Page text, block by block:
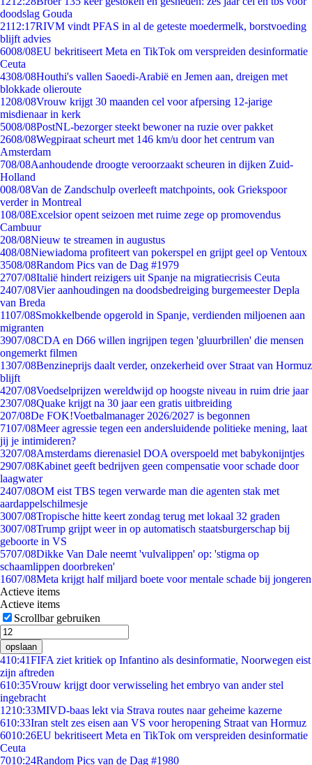
doodslag Gouda
2112:17RIVM vindt PFAS in al de geteste moedermelk, borstvoeding
blijft advies
6008/08EU bekritiseert Meta en TikTok om verspreiden desinformatie
Ceuta
4308/08Houthi's vallen Saoedi-Arabië en Jemen aan, dreigen met
blokkade olieroute
1208/08Vrouw krijgt 30 maanden cel voor afpersing 12-jarige
misdienaar in kerk
5008/08PostNL-bezorger steekt bewoner na ruzie over pakket
2608/08Wegpiraat scheurt met 146 km/u door het centrum van
Amsterdam
708/08Aanhoudende droogte veroorzaakt scheuren in dijken Zuid-
Holland
008/08Van de Zandschulp overleeft matchpoints, ook Griekspoor
verder in Montreal
108/08Excelsior opent seizoen met ruime zege op promovendus
Cambuur
208/08Nieuw te streamen in augustus
408/08Niewiadoma profiteert van pokerspel en grijpt geel op Ventoux
3508/08Random Pics van de Dag #1979
2707/08Italië hindert reizigers uit Spanje na migratiecrisis Ceuta
2407/08Vier aanhoudingen na doodsbedreiging burgemeester Depla
van Breda
1107/08Smokkelbende opgerold in Spanje, verdienden miljoenen aan
migranten
3907/08CDA en D66 willen ingrijpen tegen 'gluurbrillen' die mensen
ongemerkt filmen
1307/08Benzineprijs daalt verder, onzekerheid over Straat van Hormuz
blijft
4207/08Voedselprijzen wereldwijd op hoogste niveau in ruim drie jaar
2307/08Quake krijgt na 30 jaar een gratis uitbreiding
207/08De FOK!Voetbalmanager 2026/2027 is begonnen
7107/08Meer agressie tegen een andersluidende politieke mening, laat
jij je intimideren?
3207/08Amsterdams dierenasiel DOA overspoeld met babykonijntjes
2907/08Kabinet geeft bedrijven geen compensatie voor schade door
laagwater
2407/08OM eist TBS tegen verwarde man die agenten stak met
aardappelschilmesje
3007/08Tropische hitte keert zondag terug met lokaal 32 graden
3007/08Trump grijpt weer in op automatisch staatsburgerschap bij
geboorte in VS
5707/08Dikke Van Dale neemt 'vulvalippen' op: 'stigma op
schaamlippen doorbreken'
1607/08Meta krijgt half miljard boete voor mentale schade bij jongeren
Actieve items
Actieve items
Scrollbar gebruiken
opslaan
410:41FIFA ziet kritiek op Infantino als desinformatie, Noorwegen eist
zijn aftreden
610:35Vrouw krijgt door verwisseling het embryo van ander stel
ingebracht
1210:33MIVD-baas lekt via Strava routes naar geheime kazerne
610:33Iran stelt zes eisen aan VS voor heropening Straat van Hormuz
6010:26EU bekritiseert Meta en TikTok om verspreiden desinformatie
Ceuta
7010:24Random Pics van de Dag #1980